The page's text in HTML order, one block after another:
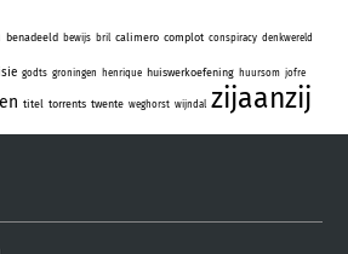
benadeeld bewijs bril calimero complot conspiracy denkwereld
godts groningen henrique huiswerkoefening huursom jofre
titel torrents twente weghorst wijndal zijaanzij